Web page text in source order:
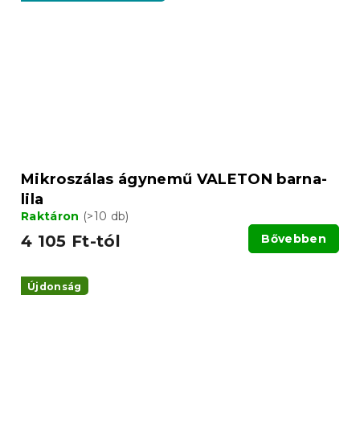
Mikroszálas ágynemű VALETON barna-
lila
Raktáron (>10 db)
4 105 Ft-tól Bővebben
Újdonság